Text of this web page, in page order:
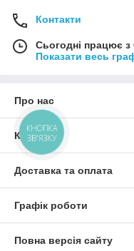
Контакти
Сьогодні працює з
Показати весь
Про нас
Контакти
Доставка та оплата
Графік роботи
Повна версія сайту
КНОПКА
ЗВ'ЯЗКУ